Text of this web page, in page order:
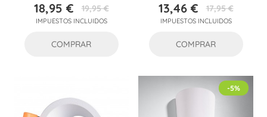
Precio
18,95 €Precio
base
19,95 €
IMPUESTOS INCLUIDOS
COMPRAR
Precio
13,46 €Precio
base
17,95 €
IMPUESTOS INCLUIDOS
COMPRAR
-5%